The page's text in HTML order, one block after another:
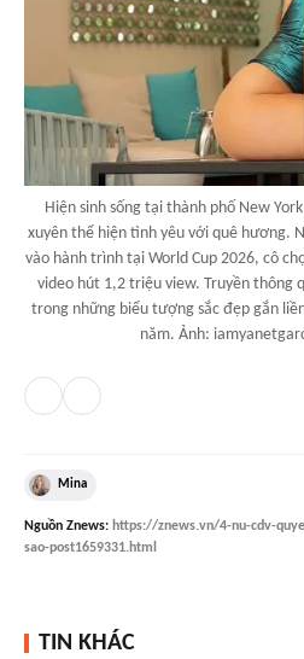
Hiện sinh sống tại thành phố New
xuyên thể hiện tình yêu với quê hương.
vào hành trình tại World Cup 2026, cô
video hút 1,2 triệu view. Truyền thông
trong những biểu tượng sắc đẹp gắn
năm. Ảnh:
Mina
Nguồn Znews: https://znews.vn/4-nu-cdv-
sao-post1659331.html
TIN KHÁC